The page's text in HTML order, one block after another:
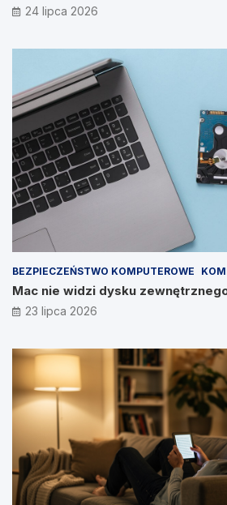
24 lipca 2026
BEZPIECZEŃSTWO KOMPUTEROWE
Mac nie widzi dysku
23 lipca 2026